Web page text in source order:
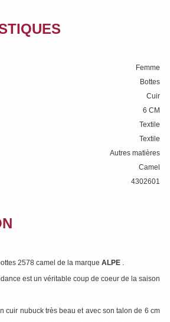
Femme
Bottes
Cuir
6 CM
Textile
Textile
Autres matières
Camel
4302601
2578 camel de la marque ALPE .
est un véritable coup de coeur de la saison
cuir nubuck très beau et avec son talon de 6 cm